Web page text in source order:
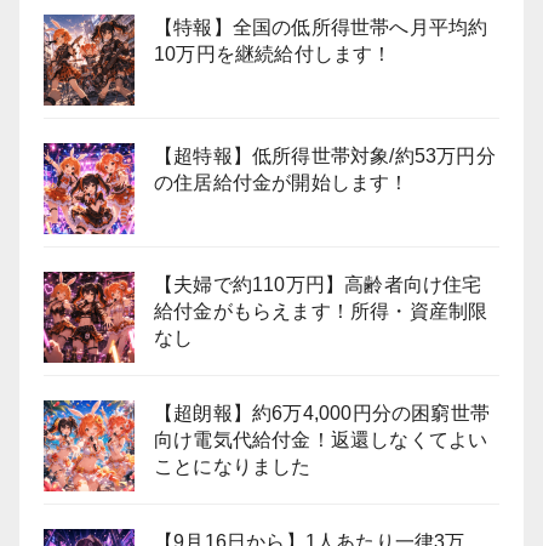
【特報】全国の低所得世帯へ月平均約
10万円を継続給付します！
【超特報】低所得世帯対象/約53万円分
の住居給付金が開始します！
【夫婦で約110万円】高齢者向け住宅
給付金がもらえます！所得・資産制限
なし
【超朗報】約6万4,000円分の困窮世帯
向け電気代給付金！返還しなくてよい
ことになりました